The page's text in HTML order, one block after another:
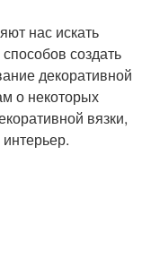
нас искать
создать
декоративной
о некоторых
вязки,